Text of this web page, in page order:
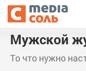
Мужской
То что нужно